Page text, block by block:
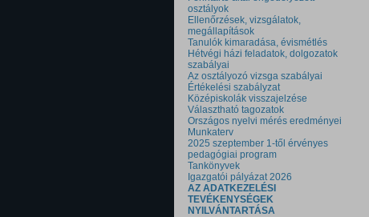
osztályok
Ellenőrzések, vizsgálatok,
megállapítások
Tanulók kimaradása, évismétlés
Hétvégi házi feladatok, dolgozatok
szabályai
Az osztályozó vizsga szabályai
Értékelési szabályzat
Középiskolák visszajelzése
Választható tagozatok
Országos nyelvi mérés eredményei
Munkaterv
2025 szeptember 1-től érvényes
pedagógiai program
Tankönyvek
Igazgatói pályázat 2026
AZ ADATKEZELÉSI
TEVÉKENYSÉGEK
NYILVÁNTARTÁSA